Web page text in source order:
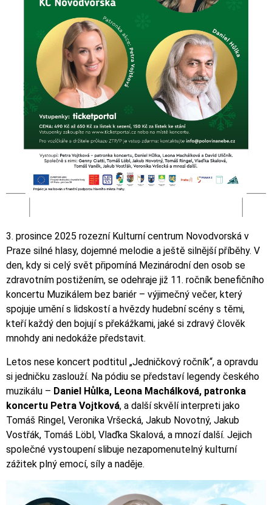
3. prosince 2025 rozezní Kulturní centrum Novodvorská v
Praze silné hlasy, dojemné melodie a ještě silnější příběhy. V
den, kdy si celý svět připomíná Mezinárodní den osob se
zdravotním postižením, se odehraje již 11. ročník benefičního
koncertu Muzikálem bez bariér – výjimečný večer, který
spojuje umění s lidskostí a hvězdy hudební scény s těmi,
kteří každý den bojují s překážkami, jaké si zdravý člověk
mnohdy ani nedokáže představit.
Letos nese koncert podtitul „Jedničkový ročník“, a opravdu
si jedničku zaslouží. Na pódiu se představí legendy českého
muzikálu – Daniel Hůlka, Leona Machálková, patronka
koncertu Petra Vojtková, a další skvělí interpreti jako
Tomáš Ringel, Veronika Vršecká, Jakub Novotný, Jakub
Vostřák, Tomáš Löbl, Vlaďka Skalová, a mnozí další. Jejich
společné vystoupení slibuje nezapomenutelný kulturní
zážitek plný emocí, síly a naděje.